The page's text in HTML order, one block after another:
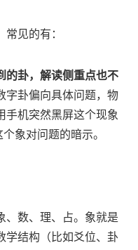
见的有：
的卦，解读侧重点也不
字卦偏向具体问题，物
手机突然黑屏这个现象
象对问题的暗示。
、数、理、占。象就是
学结构（比如爻位、卦